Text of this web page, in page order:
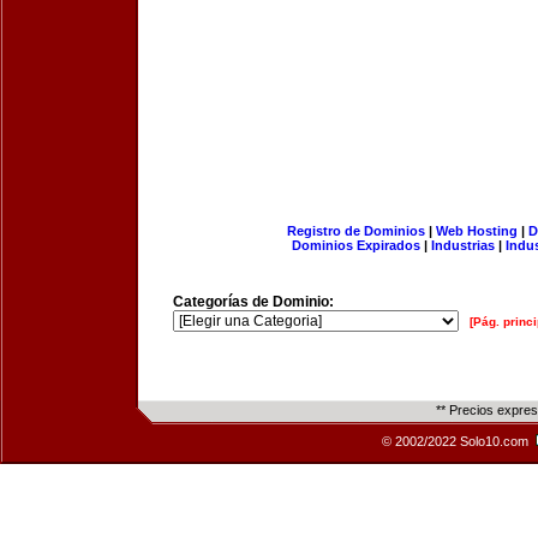
Registro de Dominios| Web Hosting |
Dominios Expirados | Industrias |
Categorías de Dominio:
[Pág.
** Precios
© 2002/2022 Solo10.com